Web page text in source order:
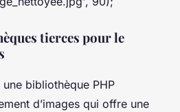
tierces pour le
bibliothèque PHP
d’images qui offre une